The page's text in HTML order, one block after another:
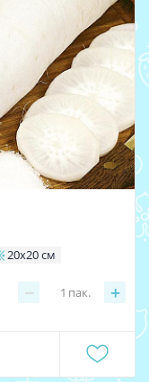
20х20 см
− +
1 пак.